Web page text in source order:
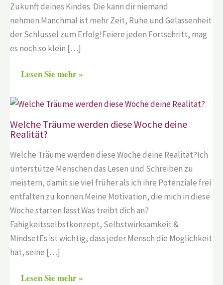
Zukunft deines Kindes. Die kann dir niemand
nehmen.Manchmal ist mehr Zeit, Ruhe und Gelassenheit
der Schlüssel zum Erfolg!Feiere jeden Fortschritt, mag
es noch so klein […]
Lesen Sie mehr »
Welche Träume werden diese Woche deine
Realität?
Welche Träume werden diese Woche deine Realität?Ich
unterstütze Menschen das Lesen und Schreiben zu
meistern, damit sie viel früher als ich ihre Potenziale frei
entfalten zu können.Meine Motivation, die mich in diese
Woche starten lässt.Was treibt dich an?
Fähigkeitsselbstkonzept, Selbstwirksamkeit &
MindsetEs ist wichtig, dass jeder Mensch die Möglichkeit
hat, seine […]
Lesen Sie mehr »